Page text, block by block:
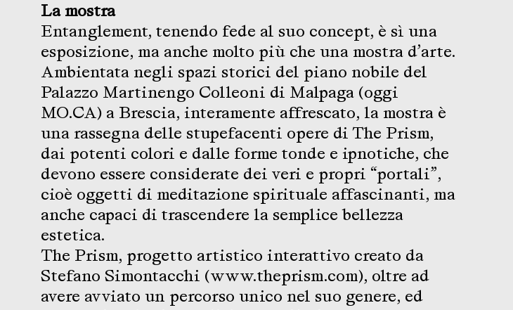
La mostra
Entanglement, tenendo fede al suo concept, è sì una
esposizione, ma anche molto più che una mostra d’arte.
Ambientata negli spazi storici del piano nobile del
Palazzo Martinengo Colleoni di Malpaga (oggi
MO.CA) a Brescia, interamente affrescato, la mostra è
una rassegna delle stupefacenti opere di The Prism,
dai potenti colori e dalle forme tonde e ipnotiche, che
devono essere considerate dei veri e propri “portali”,
cioè oggetti di meditazione spirituale affascinanti, ma
anche capaci di trascendere la semplice bellezza
estetica.
The Prism, progetto artistico interattivo creato da
Stefano Simontacchi (www.theprism.com), oltre ad
avere avviato un percorso unico nel suo genere, ed